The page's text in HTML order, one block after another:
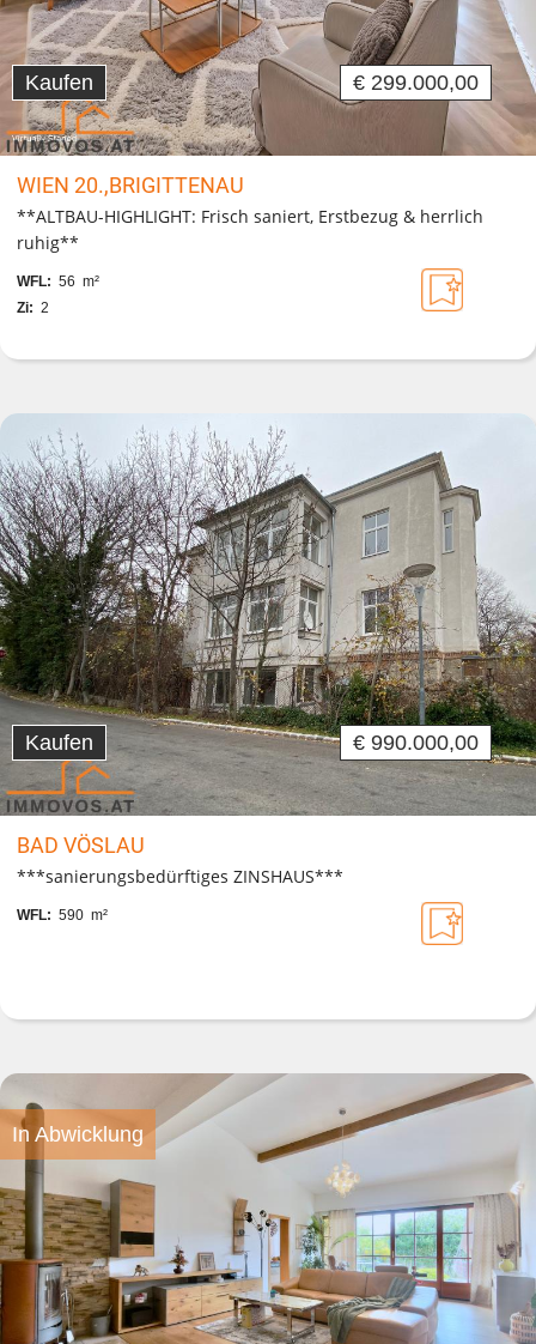
Kaufen € 299.000,00
WIEN 20.,BRIGITTENAU
**ALTBAU-HIGHLIGHT: Frisch saniert, Erstbezug & herrlich
ruhig**
WFL: 56 m²
Zi: 2
Kaufen € 990.000,00
BAD VÖSLAU
***sanierungsbedürftiges ZINSHAUS***
WFL: 590 m²
In Abwicklung